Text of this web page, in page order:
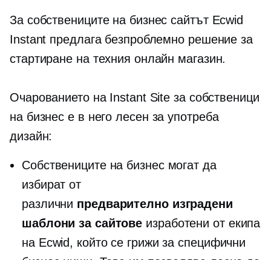
За собствениците на бизнес сайтът Ecwid
Instant предлага безпроблемно решение за
стартиране на техния онлайн магазин.
Очарованието на Instant Site за собственици
на бизнес е в неголесен за употреба
дизайн:
Собствениците на бизнес могат да
избират от
различни предварително изградени
шаблони за сайтове изработени от екипа
на Ecwid, който се грижи за специфични